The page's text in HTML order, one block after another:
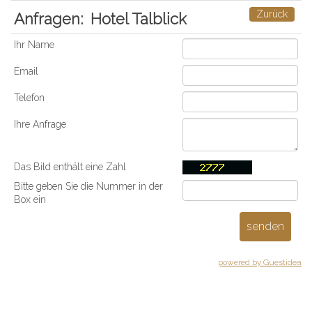
Zurück
Anfragen: Hotel Talblick
Ihr Name
Email
Telefon
Ihre Anfrage
Das Bild enthält eine Zahl
Bitte geben Sie die Nummer in der
Box ein
powered by Guestidea